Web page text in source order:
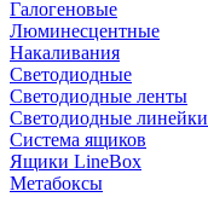
Галогеновые
Люминесцентные
Накаливания
Светодиодные
Светодиодные ленты
Светодиодные линейки
Система ящиков
Ящики LineBox
Метабоксы